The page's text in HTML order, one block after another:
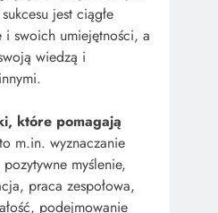
jest ciągłe
i swoich umiejętności, a
wiedzą i
które pomagają
m.in. wyznaczanie
myślenie,
praca zespołowa,
podejmowanie